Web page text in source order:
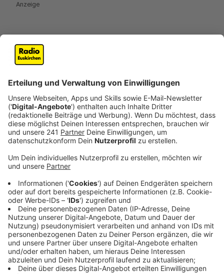
Anzeige
Burganlage in der Nähe von Schleiden. Die Burg wurde
2004 zum Drehort für die Kinoproduktion „Die
Ochsenknecht. 2013 wurde hier auch „Pinocchio“ mit
Mario Adorf gedreht. Die Burg kann man nur von außen
besichtigen aber nicht weit weg befindet sich das
„Gemünder Brauhaus“ wo u.a. frisches Eifeler Bier
gezapft wird.
Mehr Infos hier!
Anzeige
Vogelsang in Schleiden
Anzeige